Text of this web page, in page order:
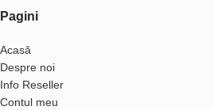
Pagini
Acasă
Despre noi
Info Reseller
Contul meu